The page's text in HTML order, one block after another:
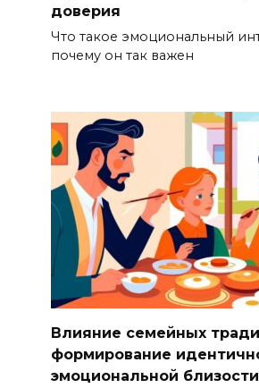
доверия
Что такое эмоциональный
почему он так важен
Влияние семейных
формирование
эмоциональной близости